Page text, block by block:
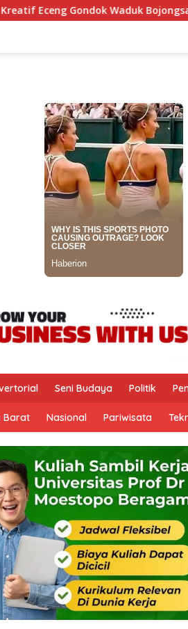
Bojongsari, Sediakan Hadiah
Seni Budaya Politik
Barat Nasional Pariwisata